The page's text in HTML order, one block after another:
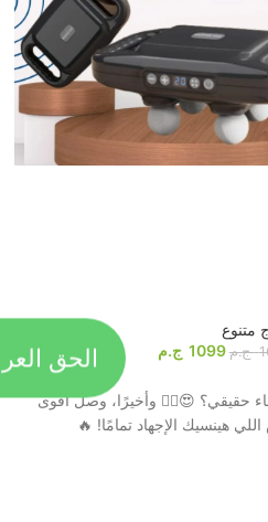
متنوع
ج.م 1099 ج.م
حقيقي؟ 😍💆‍♂️ وأخيرًا، وصل أقوى
هينسيك الإجهاد تمامًا! 🔥